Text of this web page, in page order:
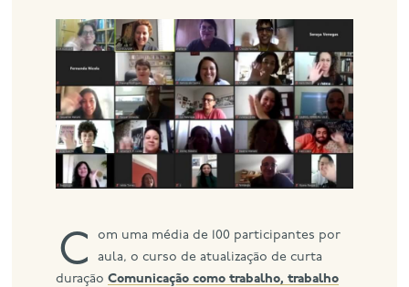
busca
eng
Com uma média de 100 participantes por
aula, o curso de atualização de curta
duraçãoComunicação como trabalho, trabalho